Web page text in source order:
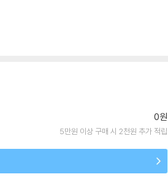
0원
5만원 이상 구매 시 2천원 추가 적립